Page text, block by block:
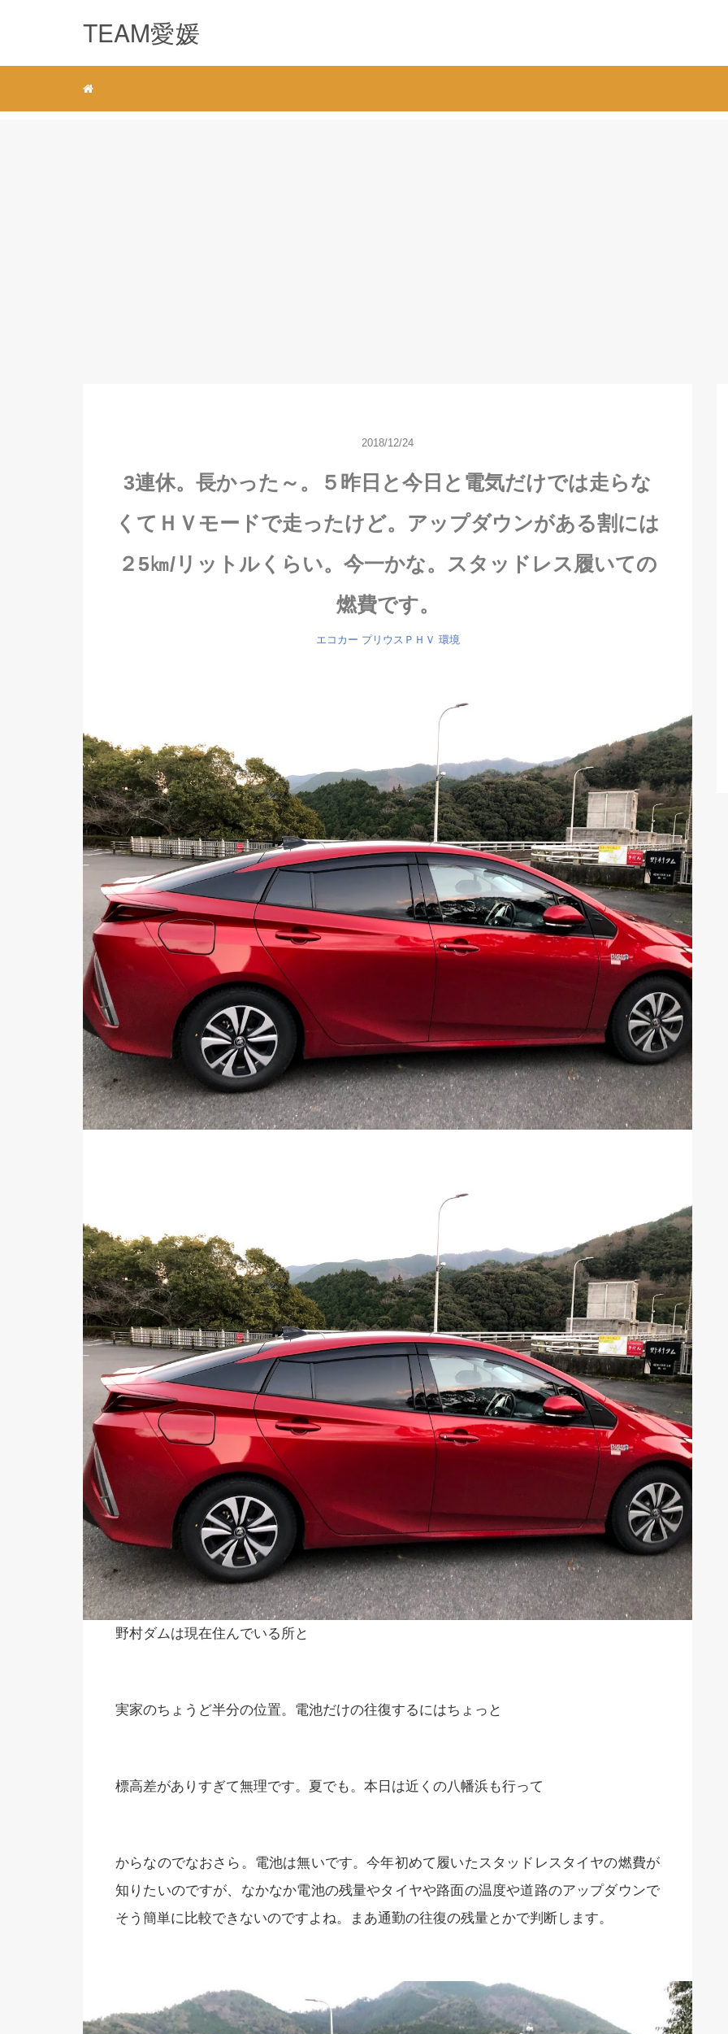
TEAM愛媛
2018/12/24
3連休。長かった～。５昨日と今日と電気だけでは走らな
くてＨＶモードで走ったけど。アップダウンがある割には
２5㎞/リットルくらい。今一かな。スタッドレス履いての
燃費です。
エコカー プリウスＰＨＶ 環境
野村ダムは現在住んでいる所と
実家のちょうど半分の位置。電池だけの往復するにはちょっと
標高差がありすぎて無理です。夏でも。本日は近くの八幡浜も行って
からなのでなおさら。電池は無いです。今年初めて履いたスタッドレスタイヤの燃費が
知りたいのですが、なかなか電池の残量やタイヤや路面の温度や道路のアップダウンで
そう簡単に比較できないのですよね。まあ通勤の往復の残量とかで判断します。